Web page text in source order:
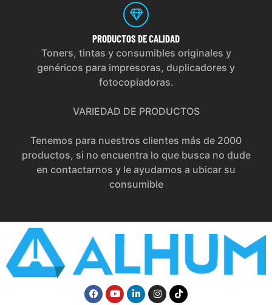
PRODUCTOS DE CALIDAD
Toners, tintas y consumibles originales y
genéricos para impresoras, duplicadores y
fotocopiadoras.
VARIEDAD DE PRODUCTOS
Tenemos para nuestros clientes más de 2000
productos, si no encuentra lo que busca no dude
en contactarnos y le ayudamos a ubicar su
consumible